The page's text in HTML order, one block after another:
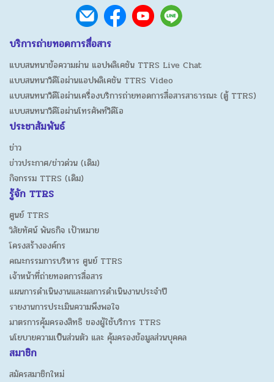
บริการถ่ายทอดการสื่อสาร
แบบสนทนาข้อความผ่าน แอปพลิเคชัน TTRS Live Chat
แบบสนทนาวิดีโอผ่านแอปพลิเคชัน TTRS Video
แบบสนทนาวิดีโอผ่านเครื่องบริการถ่ายทอดการสื่อสารสาธารณะ (ตู้ TTRS)
แบบสนทนาวิดีโอผ่านโทรศัพท์วิดีโอ
ประชาสัมพันธ์
ข่าว
ข่าวประกาศ/ข่าวด่วน (เดิม)
กิจกรรม TTRS (เดิม)
รู้จัก TTRS
ศูนย์ TTRS
วิสัยทัศน์ พันธกิจ เป้าหมาย
โครงสร้างองค์กร
คณะกรรมการบริหาร ศูนย์ TTRS
เจ้าหน้าที่ถ่ายทอดการสื่อสาร
แผนการดำเนินงานและผลการดำเนินงานประจำปี
รายงานการประเมินความพึงพอใจ
มาตรการคุ้มครองสิทธิ ของผู้ใช้บริการ TTRS
นโยบายความเป็นส่วนตัว และ คุ้มครองข้อมูลส่วนบุคคล
สมาชิก
สมัครสมาชิกใหม่